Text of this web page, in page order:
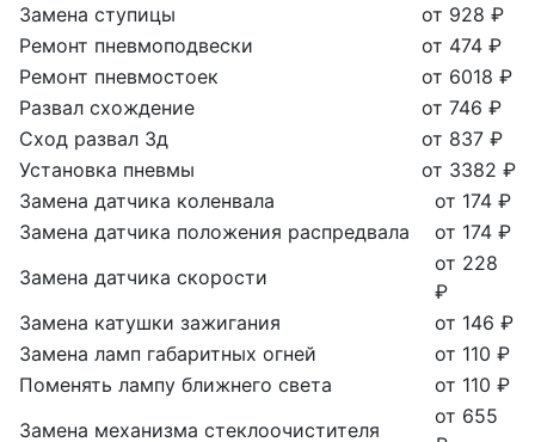
Замена ступицы
от 928 ₽
Ремонт пневмоподвески
от 474 ₽
Ремонт пневмостоек
от 6018 ₽
Развал схождение
от 746 ₽
Сход развал 3д
от 837 ₽
Установка пневмы
от 3382 ₽
Замена датчика коленвала
от 174 ₽
Замена датчика положения распредвала
от 174 ₽
Замена датчика скорости
от 228
₽
Замена катушки зажигания
от 146 ₽
Замена ламп габаритных огней
от 110 ₽
Поменять лампу ближнего света
от 110 ₽
Замена механизма стеклоочистителя
от 655